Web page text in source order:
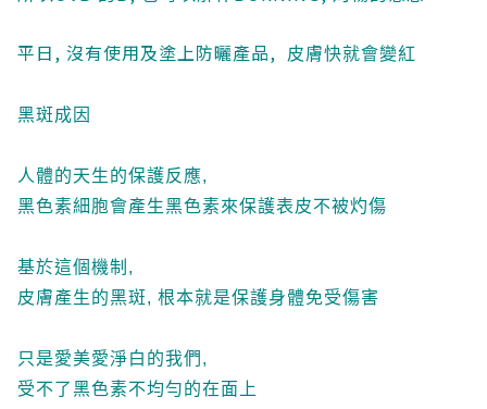
平日, 沒有使用及塗上防曬產品, 皮膚快就會變紅
黑斑成因
人體的天生的保護反應,
黑色素細胞會產生黑色素來保護表皮不被灼傷
基於這個機制,
皮膚產生的黑斑, 根本就是保護身體免受傷害
只是愛美愛淨白的我們,
受不了黑色素不均勻的在面上